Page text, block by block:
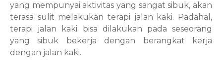
yang mempunyai aktivitas yang sangat sibuk, akan
terasa sulit melakukan terapi jalan kaki. Padahal,
terapi jalan kaki bisa dilakukan pada seseorang
yang sibuk bekerja dengan berangkat kerja
dengan jalan kaki.